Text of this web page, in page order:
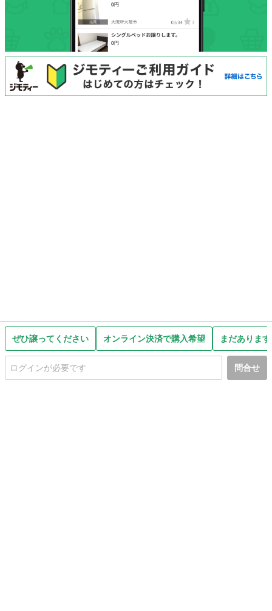
ぜひ譲ってください オンライン決済で購入希望 まだありま
問合せ